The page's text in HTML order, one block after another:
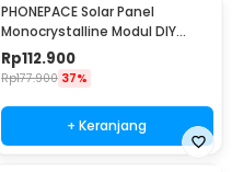
PHONEPACE Solar Panel
Monocrystalline Modul DIY
Power Bank 6W 18V - PP066
Rp112.900
Rp177.900 37%
+ Keranjang